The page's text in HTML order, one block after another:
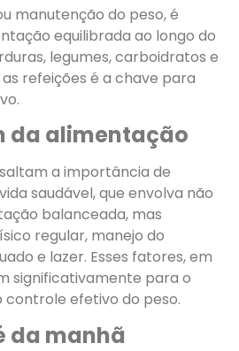
manutenção do peso, é
equilibrada ao longo do
legumes, carboidratos e
refeições é a chave para
da alimentação
a importância de
saudável, que envolva não
balanceada, mas
regular, manejo do
e lazer. Esses fatores, em
significativamente para o
efetivo do peso.
da manhã